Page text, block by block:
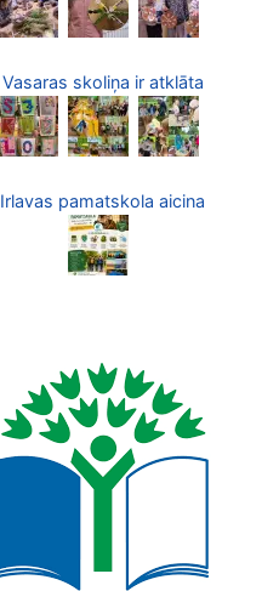
Vasaras skoliņa ir atklāta
Irlavas pamatskola aicina